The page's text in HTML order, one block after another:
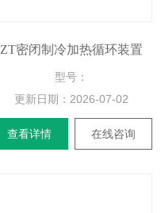
ZT密闭制冷加热循环装置
型号：
更新日期： 2026-07-02
查看详情 在线咨询